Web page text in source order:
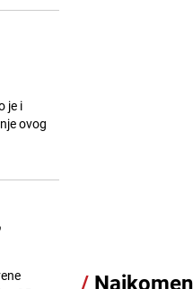
je i
ovog
/